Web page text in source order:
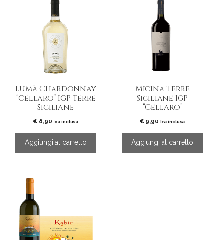
Lumà Chardonnay
“Cellaro” IGP Terre
Siciliane
€ 8,90 Iva inclusa
Aggiungi al carrello
Micina Terre
Siciliane IGP
“Cellaro”
€ 9,90 Iva inclusa
Aggiungi al carrello